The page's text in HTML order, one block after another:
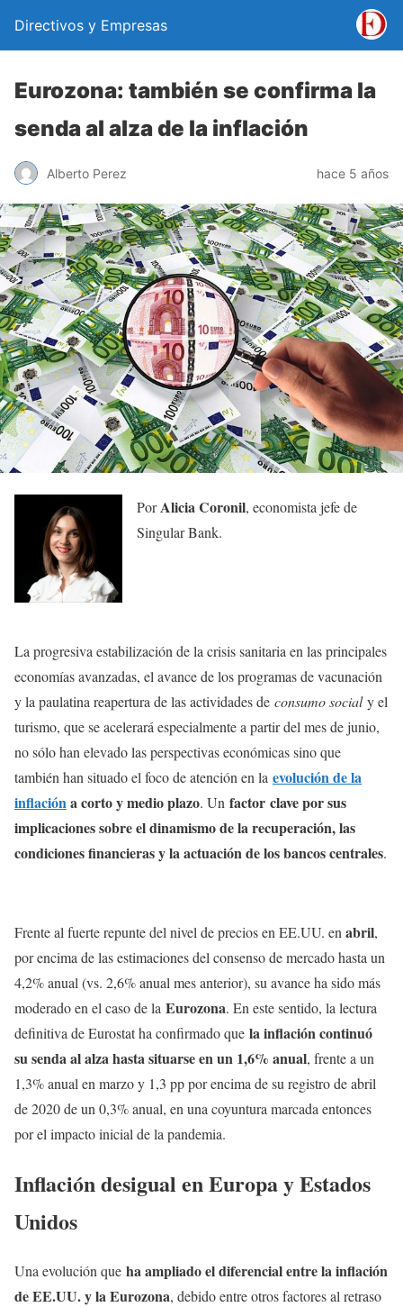
Directivos y Empresas
Eurozona: también se confirma la
senda al alza de la inflación
Alberto Perez hace 5 años
PorAlicia Coronil, economista jefe de
Singular Bank.
La progresiva estabilización de la crisis sanitaria en las principales
economías avanzadas, el avance de los programas de vacunación
y la paulatina reapertura de las actividades de consumo socialy el
turismo, que se acelerará especialmente a partir del mes de junio,
no sólo han elevado las perspectivas económicas sino que
también han situado el foco de atención en la evolución de la
inflacióna corto y medio plazo. Un factor clave por sus
implicaciones sobre el dinamismo de la recuperación, las
condiciones financieras y la actuación de los bancos centrales.
Frente al fuerte repunte del nivel de precios en EE.UU. en abril,
por encima de las estimaciones del consenso de mercado hasta un
4,2% anual (vs. 2,6% anual mes anterior), su avance ha sido más
moderado en el caso de la Eurozona. En este sentido, la lectura
definitiva de Eurostat ha confirmado que la inflación continuó
su senda al alza hasta situarse en un 1,6% anual, frente a un
1,3% anual en marzo y 1,3 pp por encima de su registro de abril
de 2020 de un 0,3% anual, en una coyuntura marcada entonces
por el impacto inicial de la pandemia.
Inflación desigual en Europa y Estados
Unidos
Una evolución que ha ampliado el diferencial entre la inflación
de EE.UU. y la Eurozona, debido entre otros factores al retraso